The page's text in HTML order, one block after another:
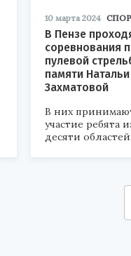
10 марта 2024
В Пензе
соревнования
пулевой
памяти Натальи
Захматовой
В них
участие ребята
десяти областей.